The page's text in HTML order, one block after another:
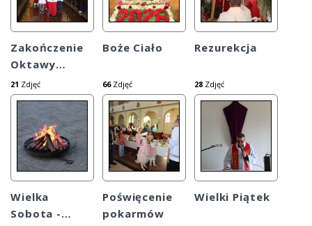
Zakończenie
Oktawy…
21 Zdjęć
Boże Ciało
66Zdjęć
Rezurekcja
28 Zdjęć
Wielka
Sobota -…
Poświęcenie
pokarmów
Wielki Piątek